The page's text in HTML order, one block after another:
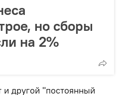
но сборы
на 2%
и другой "постоянный